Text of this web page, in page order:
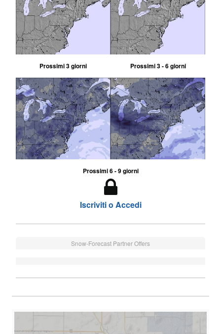
Prossimi 3 giorni Prossimi 3 - 6 giorni
Prossimi 6 - 9 giorni
Iscriviti o Accedi
Snow-Forecast Partner Offers